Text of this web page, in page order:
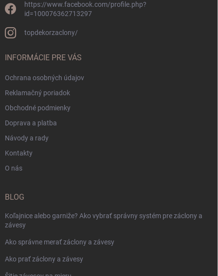
https://www.facebook.com/profile.php?
id=100076362713297
topdekorzaclony/
INFORMÁCIE PRE VÁS
Ochrana osobných údajov
Reklamačný poriadok
Obchodné podmienky
Doprava a platba
Návody a rady
Kontakty
O nás
BLOG
Koľajnice alebo garniže? Ako vybrať správny systém pre záclony a
závesy
Ako správne merať záclony a závesy
Ako prať záclony a závesy